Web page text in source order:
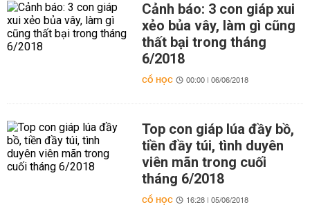
Cảnh báo: 3 con giáp xui
xẻo bủa vây, làm gì cũng
thất bại trong tháng
6/2018
CỔ HỌC 00:00 | 06/06/2018
Top con giáp lúa đầy bồ,
tiền đầy túi, tình duyên
viên mãn trong cuối
tháng 6/2018
CỔ HỌC 16:28 | 05/06/2018